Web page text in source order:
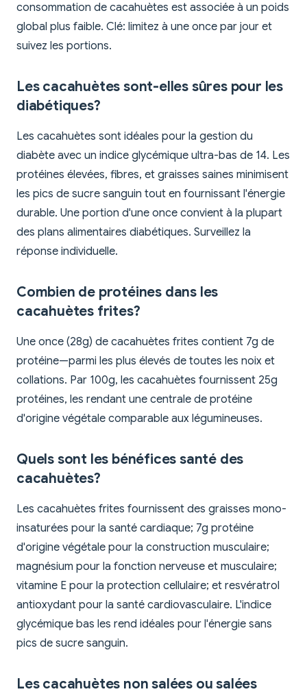
consommation de cacahuètes est associée à un poids
global plus faible. Clé: limitez à une once par jour et
suivez les portions.
Les cacahuètes sont-elles sûres pour les
diabétiques?
Les cacahuètes sont idéales pour la gestion du
diabète avec un indice glycémique ultra-bas de 14. Les
protéines élevées, fibres, et graisses saines minimisent
les pics de sucre sanguin tout en fournissant l'énergie
durable. Une portion d'une once convient à la plupart
des plans alimentaires diabétiques. Surveillez la
réponse individuelle.
Combien de protéines dans les
cacahuètes frites?
Une once (28g) de cacahuètes frites contient 7g de
protéine—parmi les plus élevés de toutes les noix et
collations. Par 100g, les cacahuètes fournissent 25g
protéines, les rendant une centrale de protéine
d'origine végétale comparable aux légumineuses.
Quels sont les bénéfices santé des
cacahuètes?
Les cacahuètes frites fournissent des graisses mono-
insaturées pour la santé cardiaque; 7g protéine
d'origine végétale pour la construction musculaire;
magnésium pour la fonction nerveuse et musculaire;
vitamine E pour la protection cellulaire; et resvératrol
antioxydant pour la santé cardiovasculaire. L'indice
glycémique bas les rend idéales pour l'énergie sans
pics de sucre sanguin.
Les cacahuètes non salées ou salées